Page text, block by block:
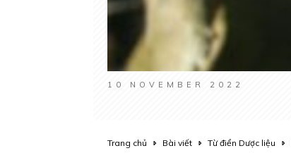
10 NOVEMBER 2022
Trang chủ Bài viết Từ điển Dược liệu